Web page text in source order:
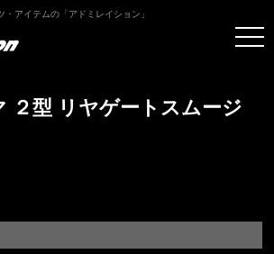
アイテムの「アドミレイション」
２型 リヤゲートスムージ